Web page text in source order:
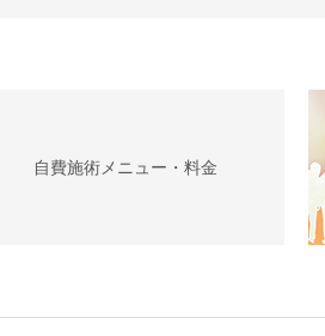
自費施術メニュー・料金